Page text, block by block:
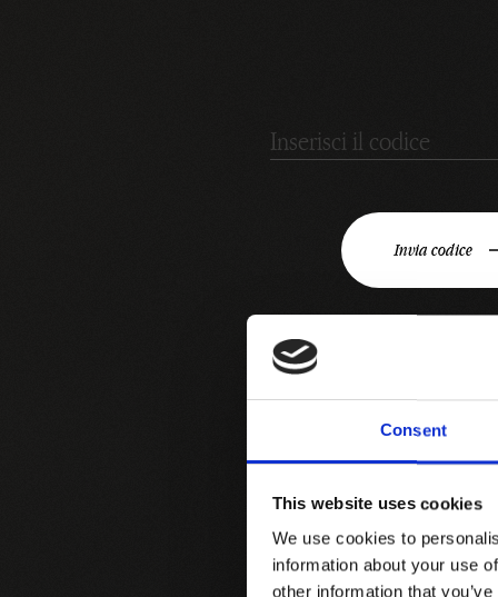
Consent
This website uses cookies
We use cookies to
information about your use
other information that
Invia codice
Garanzia di
integrità
Questo sigillo, creato
offre una duplice